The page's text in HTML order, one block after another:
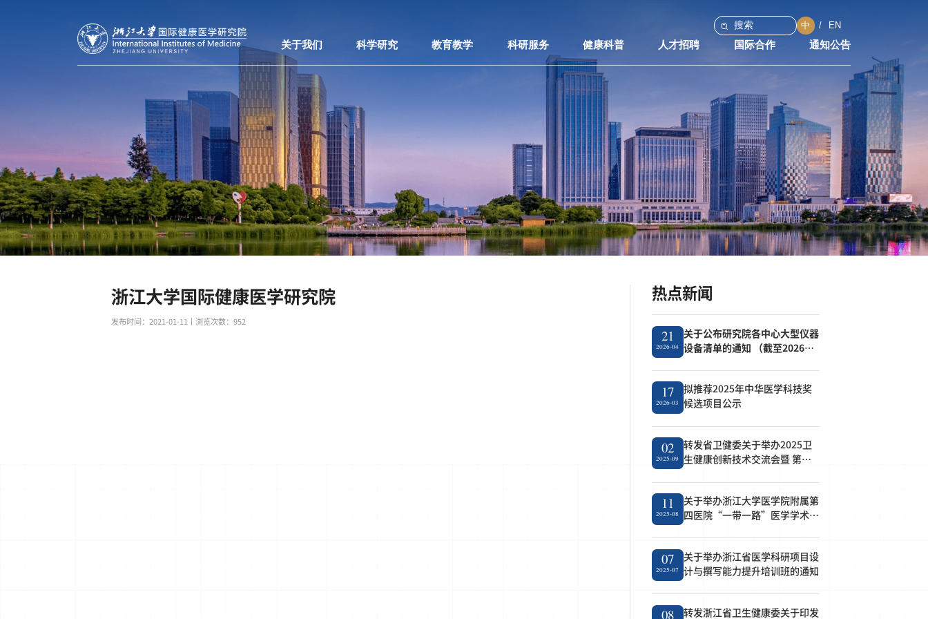
中 EN
关于我们 科学研究 教育教学 科研服务 健康科普 人才招聘 国际合作 通知公告
浙江大学国际健康医学研究院
发布时间：2021-01-11 丨浏览次数： 952
热点新闻
21
2026-04
关于公布研究院各中心大型仪器
设备清单的通知 （截至2026年4
17
2026-03
拟推荐2025年中华医学科技奖
候选项目公示
02
2025-09
转发省卫健委关于举办2025卫
生健康创新技术交流会暨 第七
11
2025-08
关于举办浙江大学医学院附属第
四医院“一带一路”医学学术论
07
2025-07
关于举办浙江省医学科研项目设
计与撰写能力提升培训班的通知
08 转发浙江省卫生健康委关于印发